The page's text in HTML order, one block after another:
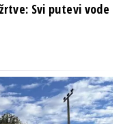
Svi putevi vode